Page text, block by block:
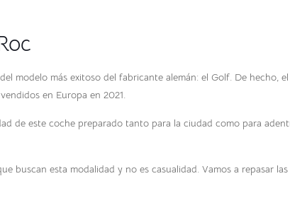
modelo más exitoso del fabricante alemán: el Golf. De hecho,
en Europa en 2021.
de este coche preparado tanto para la ciudad como para
buscan esta modalidad y no es casualidad. Vamos a repasar